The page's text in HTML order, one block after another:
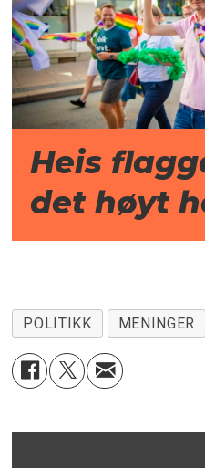
Heis
det høyt
POLITIKK MENINGER